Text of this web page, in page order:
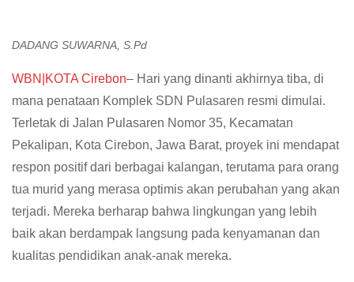
DADANG SUWARNA, S.Pd
WBN|KOTA Cirebon– Hari yang dinanti akhirnya tiba, di
mana penataan Komplek SDN Pulasaren resmi dimulai.
Terletak di Jalan Pulasaren Nomor 35, Kecamatan
Pekalipan, Kota Cirebon, Jawa Barat, proyek ini mendapat
respon positif dari berbagai kalangan, terutama para orang
tua murid yang merasa optimis akan perubahan yang akan
terjadi. Mereka berharap bahwa lingkungan yang lebih
baik akan berdampak langsung pada kenyamanan dan
kualitas pendidikan anak-anak mereka.